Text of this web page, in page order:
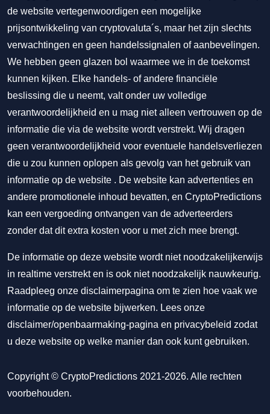
de website vertegenwoordigen een mogelijke
prijsontwikkeling van cryptovaluta´s, maar het zijn slechts
verwachtingen en geen handelssignalen of aanbevelingen.
We hebben geen glazen bol waarmee we in de toekomst
kunnen kijken. Elke handels- of andere financiële
beslissing die u neemt, valt onder uw volledige
verantwoordelijkheid en u mag niet alleen vertrouwen op de
informatie die via de website wordt verstrekt. Wij dragen
geen verantwoordelijkheid voor eventuele handelsverliezen
die u zou kunnen oplopen als gevolg van het gebruik van
informatie op de website . De website kan advertenties en
andere promotionele inhoud bevatten, en CryptoPredictions
kan een vergoeding ontvangen van de adverteerders
zonder dat dit extra kosten voor u met zich mee brengt.
De informatie op deze website wordt niet noodzakelijkerwijs
in realtime verstrekt en is ook niet noodzakelijk nauwkeurig.
Raadpleeg onze disclaimerpagina om te zien hoe vaak we
informatie op de website bijwerken. Lees onze
disclaimer/openbaarmaking-pagina en privacybeleid zodat
u deze website op welke manier dan ook kunt gebruiken.
Copyright © CryptoPredictions 2021-2026. Alle rechten
voorbehouden.